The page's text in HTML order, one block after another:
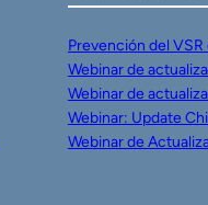
Prevención del VSR
Webinar de
Webinar de
Webinar: Update
Webinar de